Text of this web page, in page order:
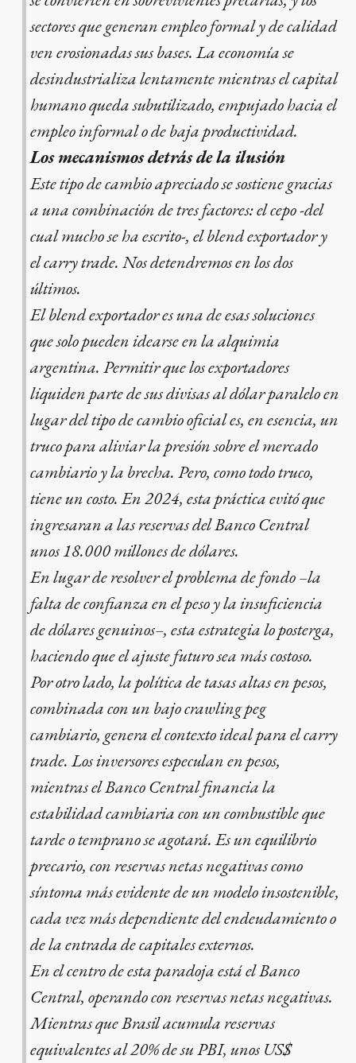
sectores que generan empleo formal y de calidad
ven erosionadas sus bases. La economía se
desindustrializa lentamente mientras el capital
humano queda subutilizado, empujado hacia el
empleo informal o de baja productividad.
Los mecanismos detrás de la ilusión
Este tipo de cambio apreciado se sostiene gracias
a una combinación de tres factores: el cepo -del
cual mucho se ha escrito-, el blend exportador y
el carry trade. Nos detendremos en los dos
últimos.
El blend exportador es una de esas soluciones
que solo pueden idearse en la alquimia
argentina. Permitir que los exportadores
liquiden parte de sus divisas al dólar paralelo en
lugar del tipo de cambio oficial es, en esencia, un
truco para aliviar la presión sobre el mercado
cambiario y la brecha. Pero, como todo truco,
tiene un costo. En 2024, esta práctica evitó que
ingresaran a las reservas del Banco Central
unos 18.000 millones de dólares.
En lugar de resolver el problema de fondo –la
falta de confianza en el peso y la insuficiencia
de dólares genuinos–, esta estrategia lo posterga,
haciendo que el ajuste futuro sea más costoso.
Por otro lado, la política de tasas altas en pesos,
combinada con un bajo crawling peg
cambiario, genera el contexto ideal para el carry
trade. Los inversores especulan en pesos,
mientras el Banco Central financia la
estabilidad cambiaria con un combustible que
tarde o temprano se agotará. Es un equilibrio
precario, con reservas netas negativas como
síntoma más evidente de un modelo insostenible,
cada vez más dependiente del endeudamiento o
de la entrada de capitales externos.
En el centro de esta paradoja está el Banco
Central, operando con reservas netas negativas.
Mientras que Brasil acumula reservas
equivalentes al 20% de su PBI, unos US$